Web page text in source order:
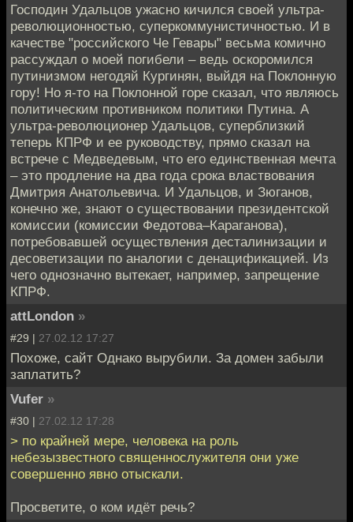
Господин Удальцов ужасно кичился своей ультра-
революционностью, суперкоммунистичностью. И в
качестве "российского Че Гевары" весьма комично
рассуждал о моей погибели – ведь оскоромился
путинизмом негодяй Кургинян, выйдя на Поклонную
гору! Но я-то на Поклонной горе сказал, что являюсь
политическим противником политики Путина. А
ультра-революционер Удальцов, суперблизкий
теперь КПРФ и ее руководству, прямо сказал на
встрече с Медведевым, что его единственная мечта
– это продление на два года срока властвования
Дмитрия Анатольевича. И Удальцов, и Зюганов,
конечно же, знают о существовании президентской
комиссии (комиссии Федотова–Караганова),
потребовавшей осуществления десталинизации и
десоветизации по аналогии с денацификацией. Из
чего однозначно вытекает, например, запрещение
КПРФ.
attLondon »
#29 | 27.02.12 17:27
Похоже, сайт Однако вырубили. За домен забыли
заплатить?
Vufer »
#30 | 27.02.12 17:28
> по крайней мере, человека на роль
небезызвестного священнослужителя они уже
совершенно явно отыскали.
Просветите, о ком идёт речь?